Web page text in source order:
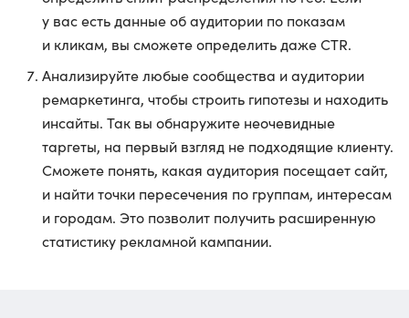
у вас есть данные об аудитории по показам
и кликам, вы сможете определить даже CTR.
Анализируйте любые сообщества и аудитории
ремаркетинга, чтобы строить гипотезы и находить
инсайты. Так вы обнаружите неочевидные
таргеты, на первый взгляд не подходящие клиенту.
Сможете понять, какая аудитория посещает сайт,
и найти точки пересечения по группам, интересам
и городам. Это позволит получить расширенную
статистику рекламной кампании.